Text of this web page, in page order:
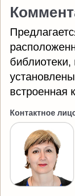
встроенная
Контактное